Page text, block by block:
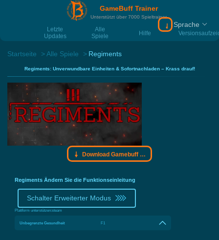
GameBuff Trainer
Unterstützt über 7000 Spieltrainer
Letzte
Updates
Alle
Spiele
Hilfe
Download
Sprache
Startseite Alle Spiele Regiments
Regiments: Unverwundbare Einheiten & Sofortnachladen – Krass drauf!
Download Gamebuff Trainer
Regiments Ändern Sie die Funktionseinleitung
Schalter Erweiterter Modus
Plattform unterstützen:steam
Unbegrenzte Gesundheit F1